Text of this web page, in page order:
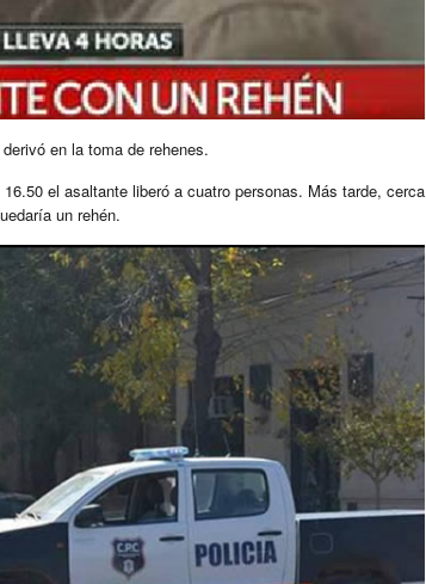
en la toma de rehenes.
el asaltante liberó a cuatro personas. Más tarde, cerca
un rehén.